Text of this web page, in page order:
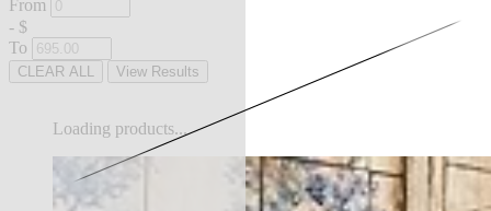
From
- $
To
CLEAR ALL View Results
Loading products...